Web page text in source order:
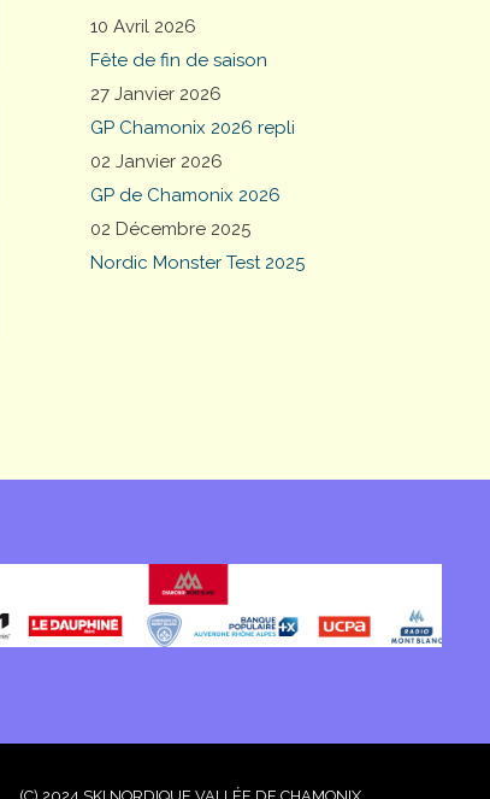
10 Avril 2026
Fête de fin de saison
27 Janvier 2026
GP Chamonix 2026 repli
02 Janvier 2026
GP de Chamonix 2026
02 Décembre 2025
Nordic Monster Test 2025